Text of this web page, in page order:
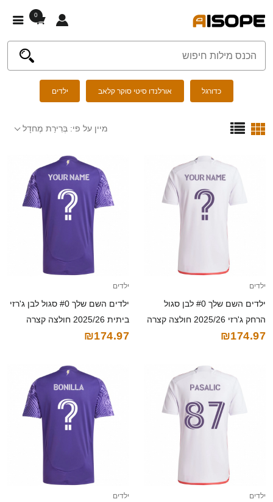
0
כדורגל אורלנדו סיטי סוקר קלאב ילדים
מיין על פי: בְּרִירַת מֶחדָל
ילדים
ילדים השם שלך #0 לבן סגול
הרחק ג'רזי 2025/26 חולצה קצרה
₪174.97
ילדים
ילדים השם שלך #0 סגול לבן ג'רזי
ביתית 2025/26 חולצה קצרה
₪174.97
ילדים ילדים